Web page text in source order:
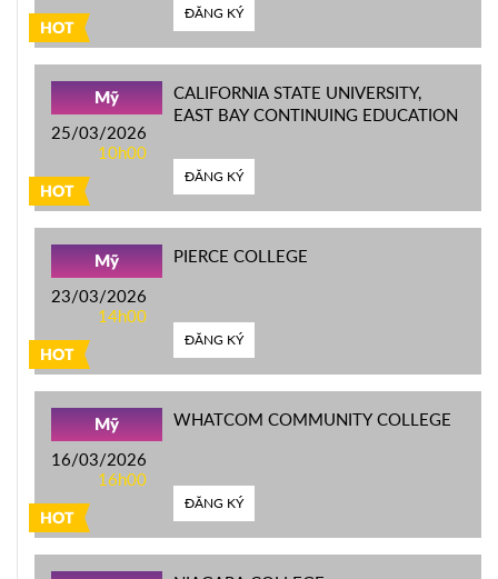
HOT
ĐĂNG KÝ
HOT
Mỹ
25/03/2026
10h00
CALIFORNIA STATE UNIVERSITY,
EAST BAY CONTINUING EDUCATION
ĐĂNG KÝ
HOT
Mỹ
23/03/2026
14h00
PIERCE COLLEGE
ĐĂNG KÝ
HOT
Mỹ
16/03/2026
16h00
WHATCOM COMMUNITY COLLEGE
ĐĂNG KÝ